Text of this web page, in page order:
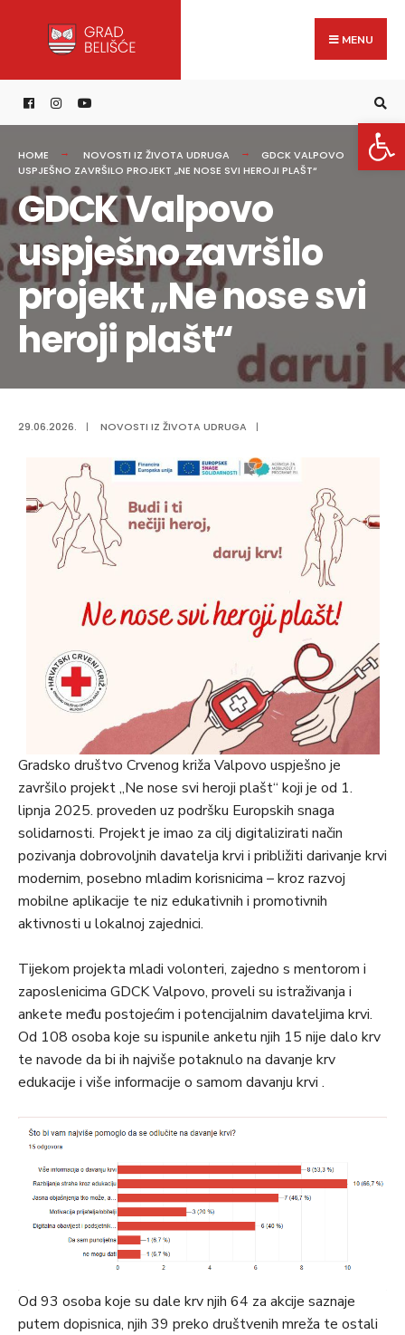
content
MENU
HOME NOVOSTI IZ ŽIVOTA UDRUGA
GDCK VALPOVO
USPJEŠNO ZAVRŠILO PROJEKT „NE NOSE SVI HEROJI PLAŠT“
GDCK Valpovo
uspješno završilo
projekt „Ne nose svi
heroji plašt“
29.06.2026. | NOVOSTI IZ ŽIVOTA UDRUGA |
Gradsko društvo Crvenog križa Valpovo uspješno je
završilo projekt „Ne nose svi heroji plašt“ koji je od 1.
lipnja 2025. proveden uz podršku Europskih snaga
solidarnosti. Projekt je imao za cilj digitalizirati način
pozivanja dobrovoljnih davatelja krvi i približiti darivanje krvi
modernim, posebno mladim korisnicima – kroz razvoj
mobilne aplikacije te niz edukativnih i promotivnih
aktivnosti u lokalnoj zajednici.
Tijekom projekta mladi volonteri, zajedno s mentorom i
zaposlenicima GDCK Valpovo, proveli su istraživanja i
ankete među postojećim i potencijalnim davateljima krvi.
Od 108 osoba koje su ispunile anketu njih 15 nije dalo krv
te navode da bi ih najviše potaknulo na davanje krv
edukacije i više informacije o samom davanju krvi .
Od 93 osoba koje su dale krv njih 64 za akcije saznaje
putem dopisnica, njih 39 preko društvenih mreža te ostali
for: